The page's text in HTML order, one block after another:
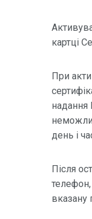
картці
При
надання
день і
Після
вказану